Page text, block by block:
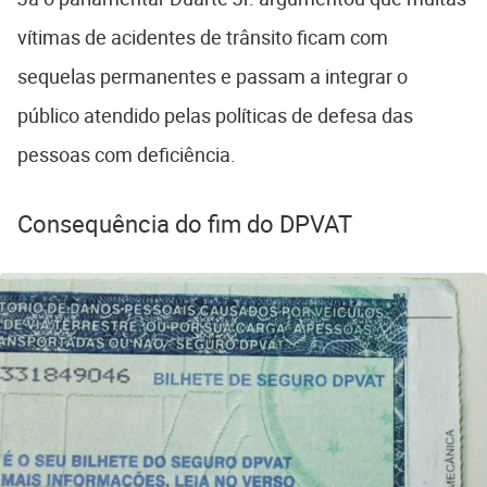
vítimas de acidentes de trânsito ficam com
sequelas permanentes e passam a integrar o
público atendido pelas políticas de defesa das
pessoas com deficiência.
Consequência do fim do DPVAT